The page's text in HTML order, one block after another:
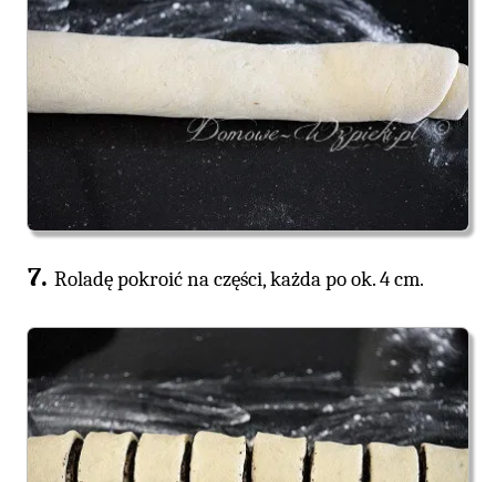
Roladę pokroić na części, każda po ok. 4 cm.